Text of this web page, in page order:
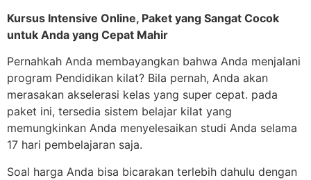
Kursus Intensive Online, Paket yang Sangat Cocok
untuk Anda yang Cepat Mahir
Pernahkah Anda membayangkan bahwa Anda menjalani
program Pendidikan kilat? Bila pernah, Anda akan
merasakan akselerasi kelas yang super cepat. pada
paket ini, tersedia sistem belajar kilat yang
memungkinkan Anda menyelesaikan studi Anda selama
17 hari pembelajaran saja.
Soal harga Anda bisa bicarakan terlebih dahulu dengan